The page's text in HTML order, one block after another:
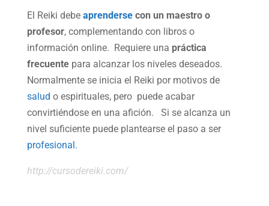
El Reiki debe aprendersecon un maestro o
profesor, complementando con libros o
información online. Requiere una práctica
frecuentepara alcanzar los niveles deseados.
Normalmente se inicia el Reiki por motivos de
salud o espirituales, pero puede acabar
convirtiéndose en una afición. Si se alcanza un
nivel suficiente puede plantearse el paso a ser
profesional.
http://cursodereiki.com/